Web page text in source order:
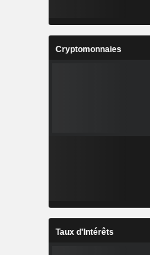
Cryptomonnaies
Taux d'Intérêts